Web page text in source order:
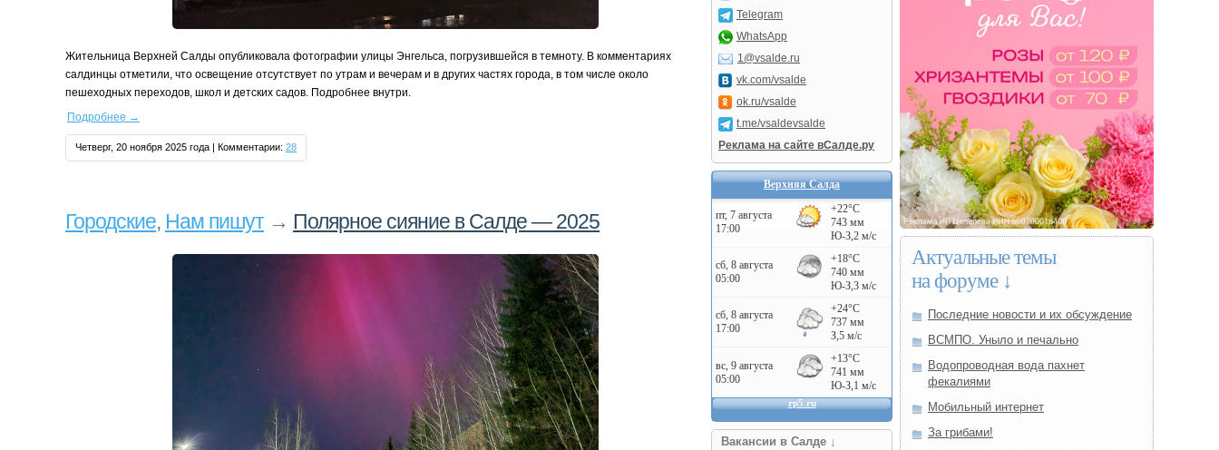
Жительница Верхней Салды опубликовала фотографии улицы Энгельса, погрузившейся в темноту. В комментариях
салдинцы отметили, что освещение отсутствует по утрам и вечерам и в других частях города, в том числе около
пешеходных переходов, школ и детских садов. Подробнее внутри.
Подробнее →
Четверг, 20 ноября 2025 года | Комментарии: 28
Городские, Нам пишут→ Полярное сияние в Салде — 2025
Telegram
WhatsApp
1@vsalde.ru
vk.com/vsalde
ok.ru/vsalde
t.me/vsaldevsalde
Реклама на сайте вСалде.ру
Верхняя Салда
Вакансии в Салде ↓
Актуальные темы
на форуме ↓
Последние новости и их обсуждение
ВСМПО. Уныло и печально
Водопроводная вода пахнет
фекалиями
Мобильный интернет
За грибами!